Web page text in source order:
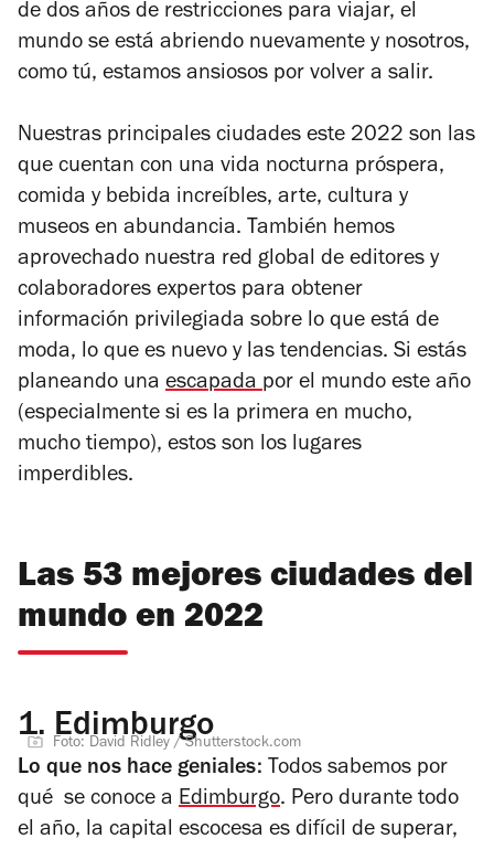
de dos años de restricciones para viajar, el
mundo se está abriendo nuevamente y nosotros,
como tú, estamos ansiosos por volver a salir.
Nuestras principales ciudades este 2022 son las
que cuentan con una vida nocturna próspera,
comida y bebida increíbles, arte, cultura y
museos en abundancia. También hemos
aprovechado nuestra red global de editores y
colaboradores expertos para obtener
información privilegiada sobre lo que está de
moda, lo que es nuevo y las tendencias. Si estás
planeando una escapadapor el mundo este año
(especialmente si es la primera en mucho,
mucho tiempo), estos son los lugares
imperdibles.
Las 53 mejores ciudades del
mundo en 2022
1. Edimburgo
Foto: David Ridley / Shutterstock.com
Lo que nos hace geniales: Todos sabemos por
qué se conoce a Edimburgo. Pero durante todo
el año, la capital escocesa es difícil de superar,